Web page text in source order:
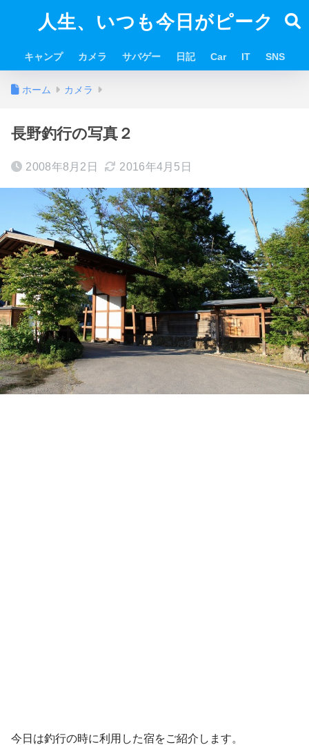
人生、いつも今日がピーク
キャンプ カメラ サバゲー 日記 Car IT SNS
ホーム カメラ
長野釣行の写真２
2008年8月2日 2016年4月5日
今日は釣行の時に利用した宿をご紹介します。